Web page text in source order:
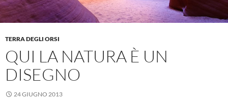
TERRA DEGLI ORSI
QUI LA NATURA È UN
DISEGNO
24 GIUGNO 2013